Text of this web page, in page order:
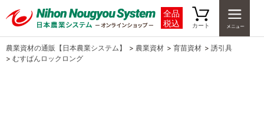
全品
税込
カート
農業資材の通販【日本農業システム】 > 農業資材 > 育苗資材 > 誘引具
> むすばんロックロング